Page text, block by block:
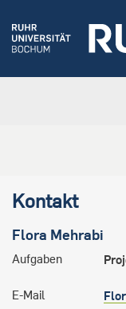
Kontakt
Flora Mehrabi
Aufgaben
E-Mail